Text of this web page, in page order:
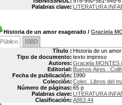
Palabras clave: LITERATURA
Historia de un amor exagerado / Graciela
Público
ISBD
Título : Historia de un
Tipo de documento: texto impreso
Autores: Graciela MONTES
Editorial: Buenos Aires :
Fecha de publicación: 1990
Colección: Colec. Libros del
Número de páginas: 65 p
Palabras clave: LITERATURA
Clasificación: A863.44